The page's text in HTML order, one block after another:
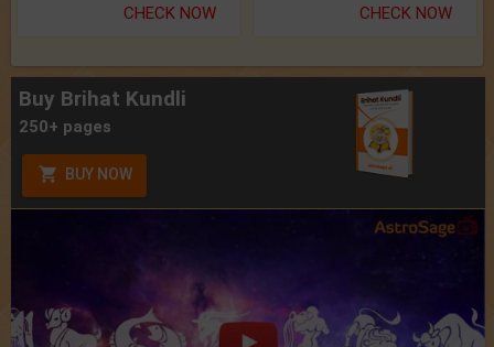
CHECK NOW CHECK NOW
Buy Brihat Kundli
250+ pages
BUY NOW